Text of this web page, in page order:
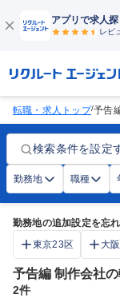
アプリで求人
レビ
転職・求人トップ/予告
検索条件を設定
勤務地 職種
勤務地の追加設定を忘
東京23区
大
予告編 制作会社
2件